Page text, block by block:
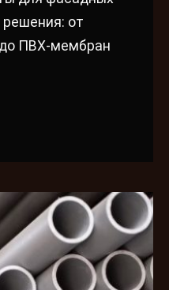
от
ПВХ-мембран